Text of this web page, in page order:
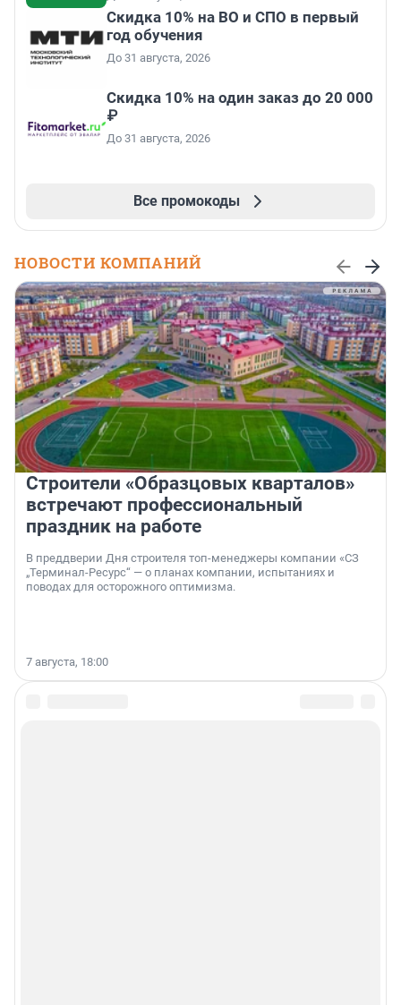
Скидка 10% на ВО и СПО в первый
год обучения
До 31 августа, 2026
Скидка 10% на один заказ до 20 000
₽
До 31 августа, 2026
Все промокоды
НОВОСТИ КОМПАНИЙ
Строители «Образцовых кварталов»
встречают профессиональный
праздник на работе
В преддверии Дня строителя топ-менеджеры компании «СЗ
„Терминал-Ресурс“ — о планах компании, испытаниях и
поводах для осторожного оптимизма.
7 августа, 18:00